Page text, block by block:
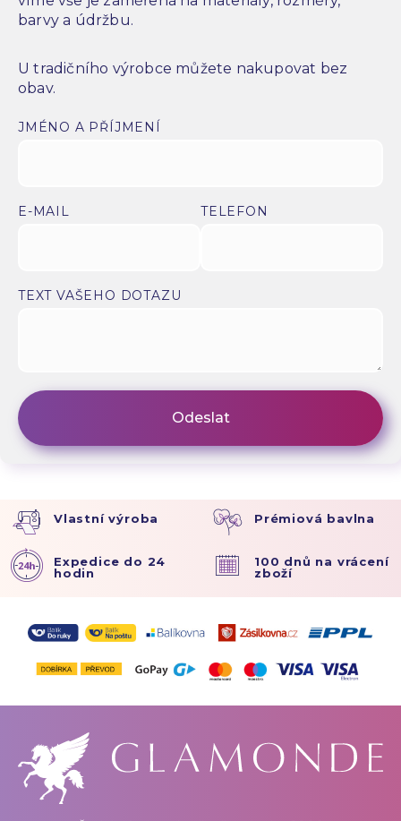
barvy a údržbu.
U tradičního výrobce můžete nakupovat bez
obav.
JMÉNO A PŘÍJMENÍ
E-MAIL TELEFON
TEXT VAŠEHO DOTAZU
Vlastní výroba Prémiová bavlna
Expedice do 24
hodin
100 dnů na vrácení
zboží